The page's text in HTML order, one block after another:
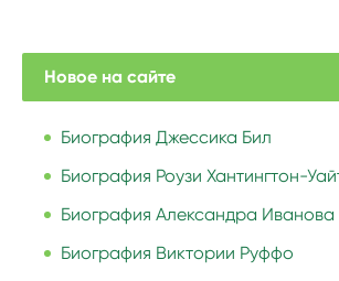
Новое на сайте
Биография Джессика Бил
Биография Роузи Хантингтон-
Биография Александра Иванова
Биография Виктории Руффо